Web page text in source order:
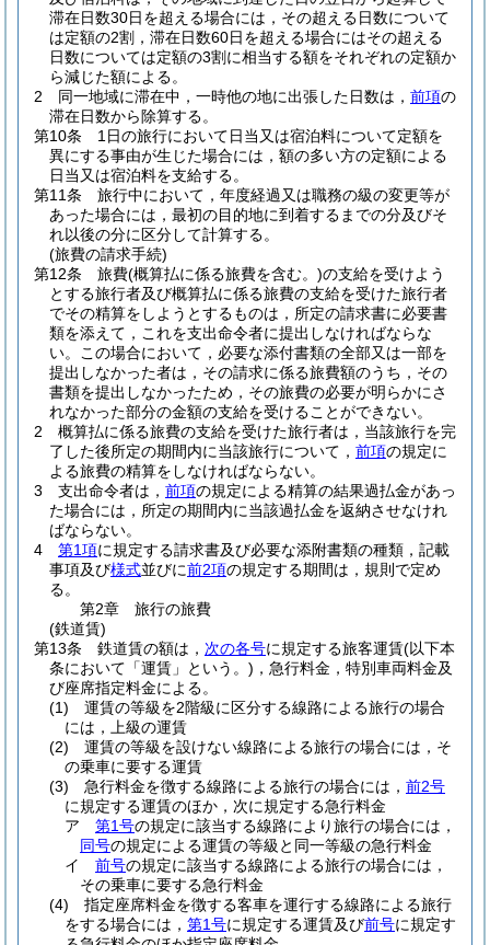
滞在日数30日を超える場合には，その超える日数について
は定額の2割，滞在日数60日を超える場合にはその超える
日数については定額の3割に相当する額をそれぞれの定額か
ら減じた額による。
2
同一地域に滞在中，一時他の地に出張した日数は， 前項の
滞在日数から除算する。
第10条
1日の旅行において日当又は宿泊料について定額を
異にする事由が生じた場合には，額の多い方の定額による
日当又は宿泊料を支給する。
第11条
旅行中において，年度経過又は職務の級の変更等が
あった場合には，最初の目的地に到着するまでの分及びそ
れ以後の分に区分して計算する。
(旅費の請求手続)
第12条
旅費(概算払に係る旅費を含む。)の支給を受けよう
とする旅行者及び概算払に係る旅費の支給を受けた旅行者
でその精算をしようとするものは，所定の請求書に必要書
類を添えて，これを支出命令者に提出しなければならな
い。
この場合において，必要な添付書類の全部又は一部を
提出しなかった者は，その請求に係る旅費額のうち，その
書類を提出しなかったため，その旅費の必要が明らかにさ
れなかった部分の金額の支給を受けることができない。
2
概算払に係る旅費の支給を受けた旅行者は，当該旅行を完
了した後所定の期間内に当該旅行について， 前項の規定に
よる旅費の精算をしなければならない。
3
支出命令者は， 前項の規定による精算の結果過払金があっ
た場合には，所定の期間内に当該過払金を返納させなけれ
ばならない。
4
第1項に規定する請求書及び必要な添附書類の種類，記載
事項及び様式並びに前2項の規定する期間は，規則で定め
る。
第2章
旅行の旅費
(鉄道賃)
第13条
鉄道賃の額は， 次の各号に規定する旅客運賃(以下本
条において「運賃」という。) ，急行料金，特別車両料金及
び座席指定料金による。
(1)
運賃の等級を2階級に区分する線路による旅行の場合
には，上級の運賃
(2)
運賃の等級を設けない線路による旅行の場合には，そ
の乗車に要する運賃
(3)
急行料金を徴する線路による旅行の場合には， 前2号
に規定する運賃のほか，次に規定する急行料金
ア
第1号の規定に該当する線路により旅行の場合には，
同号の規定による運賃の等級と同一等級の急行料金
イ
前号の規定に該当する線路による旅行の場合には，
その乗車に要する急行料金
(4)
指定座席料金を徴する客車を運行する線路による旅行
をする場合には， 第1号に規定する運賃及び前号に規定す